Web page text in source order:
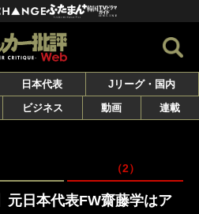
日本代表
Jリーグ・国内
ビジネス 動画 連載
（2）
元日本代表FW齋藤学はア